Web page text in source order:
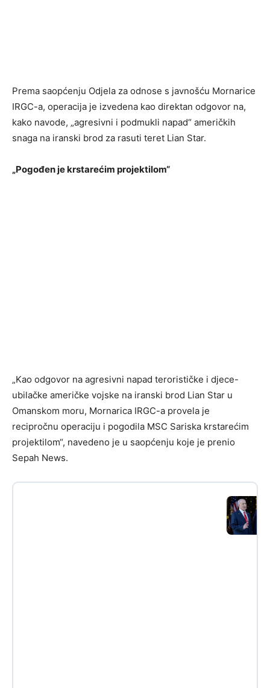
Prema saopćenju Odjela za odnose s javnošću Mornarice
IRGC-a, operacija je izvedena kao direktan odgovor na,
kako navode, „agresivni i podmukli napad“ američkih
snaga na iranski brod za rasuti teret Lian Star.
„Pogođen je krstarećim projektilom“
„Kao odgovor na agresivni napad terorističke i djece-
ubilačke američke vojske na iranski brod Lian Star u
Omanskom moru, Mornarica IRGC-a provela je
recipročnu operaciju i pogodila MSC Sariska krstarećim
projektilom“, navedeno je u saopćenju koje je prenio
Sepah News.